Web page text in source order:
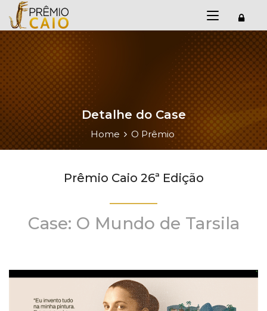
Detalhe do Case
Home O Prêmio
Prêmio Caio 26ª Edição
Case: O Mundo de Tarsila